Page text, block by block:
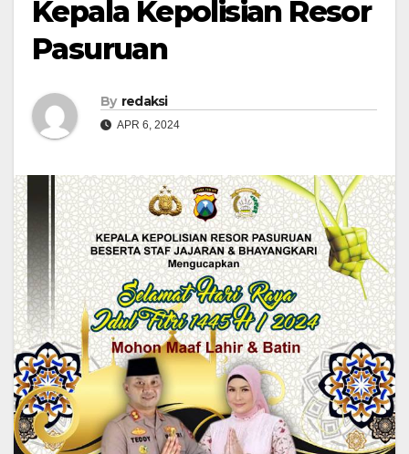
Kepala Kepolisian Resor
Pasuruan
By redaksi
APR 6, 2024